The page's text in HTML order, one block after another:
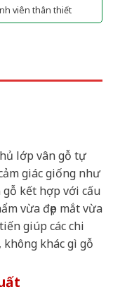
viên thân thiết
lớp vân gỗ tự
giác giống như
gỗ kết hợp với cấu
vừa đẹp mắt vừa
giúp các chi
khác gì gỗ